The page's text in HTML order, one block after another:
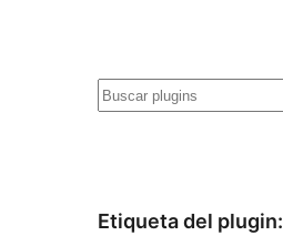
Buscar
Etiqueta del plugin: